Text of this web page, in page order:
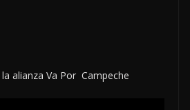
alianza Va Por Campeche